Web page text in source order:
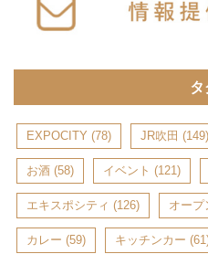
タ
EXPOCITY (78) JR吹田 (149)
お酒 (58) イベント (121)
エキスポシティ (126) オープ
カレー (59) キッチンカー